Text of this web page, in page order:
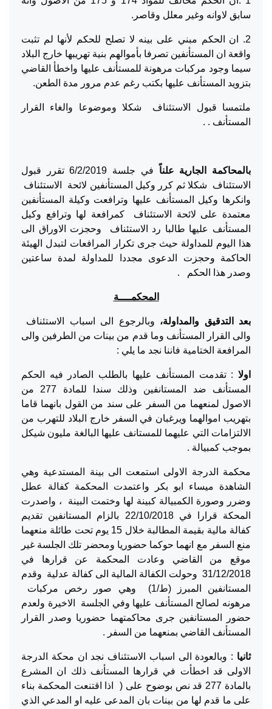
سابق لاوانه وغير معلل وقاصر.
2. ان الحكم مبني على بينه لا تصلح للحكم لأنها لم تثبت
واقعة ان المستأنفين تصرفا بأموالهم بنية تهريبها خارج البلاد
سيما وجود مركبات مرهونة للمستأنف عليها واخطأ القاضي
بتزويد المستأنف عليها بكتب رغم عدم مرور مدة الطعن.
ملتمسا قبول الاستئناف شكلا وموضوعا والغاء القرار
المستأنف . .
بالمحاكمة الجارية علناً
في جلسة 6/2/2019 تقرر قبول
الاستئناف شكلا ثم كرر وكيل المستأنفين لائحة الاستئناف
وانكرها وكيل المستأنف عليها وترافعت وكيلة المستأنفين
معتمدة على لائحة الاستئناف كمرافعة لها وترافع وكيل
المستأنف عليها طالبا رد الاستئناف وحجزت الاوراق الى
هذا اليوم للمداولة حيث جرى تكرار المرافعات لتبدل الهيئة
الحاكمة وحجزت الدعوى مجددا للمداولة لمدة ساعتين
وصدر هذا الحكم .
المحكمــــة
بعد التدقيق والمداولة، وبالرجوع الى اسباب الاستئناف
والى القرار المستأنف وما قدم من بينات من الطرفين والى
المرافعة الختامية فاننا نجد ما يلي :
اولا : تقدمت المستأنف عليها بالطلب الصادر فيه الحكم
المستأنف ضد المستانفين وذلك سندا للمادة 277 من
الاصول لمنعهما من السفر على سند من القول بانهما قاما
بتهريب اموالهما ويرغبان في السفر خارج البلاد للتهرب من
الالتزامات التي عليهما للمستانف عليها البالغة مليون شيكل
بموجب كمبيالة .
محكمة الدرجة الاولى استمعت الى بينة المستدعية وهي
الشاهدة ميساء ابو بكر واعتمدت المحكمة كفالة عطل
وضرر وصورة الكمبيالة كبينة لها وختمت البينة ، واصدرت
المحكة قرارا في 22/10/2018 بالزام المستانفين تقديم
كفالة مالية بقيمة المطالبة خلال 15 يوم تحت طائلة منعهما
منع السفر مع انهما حوكما حضوريا ومحضر تلك الجلسة غير
موقع من القاضي وعادت المحكمة عن قرارها في
31/12/2018 وحولت الكفالة المالية الى كفالة عدلية وقدم
المستانفين المبرز (ط/1) وهي صور رخص مركبات
مرهونه لصالح المستأنف عليها وفي الجلسة الاخيرة ولعدم
حضور المستانفين جرى محاكمتهما حضوريا وصدر القرار
المستأنف القاضي بمنعهما من السفر .
ثانيا : وبالعودة الى اسباب الاستئناف نجد ان محكة الدرجة
الاولى قد اخطأت في قرارها المستأنف ذلك ان المشرع
بالمادة 277 قد نص بوضوح على ( اذا اقتنعت المحكمة بناء
على ما قدم لها من بينات بان المدعى عليه او المدعي الذي